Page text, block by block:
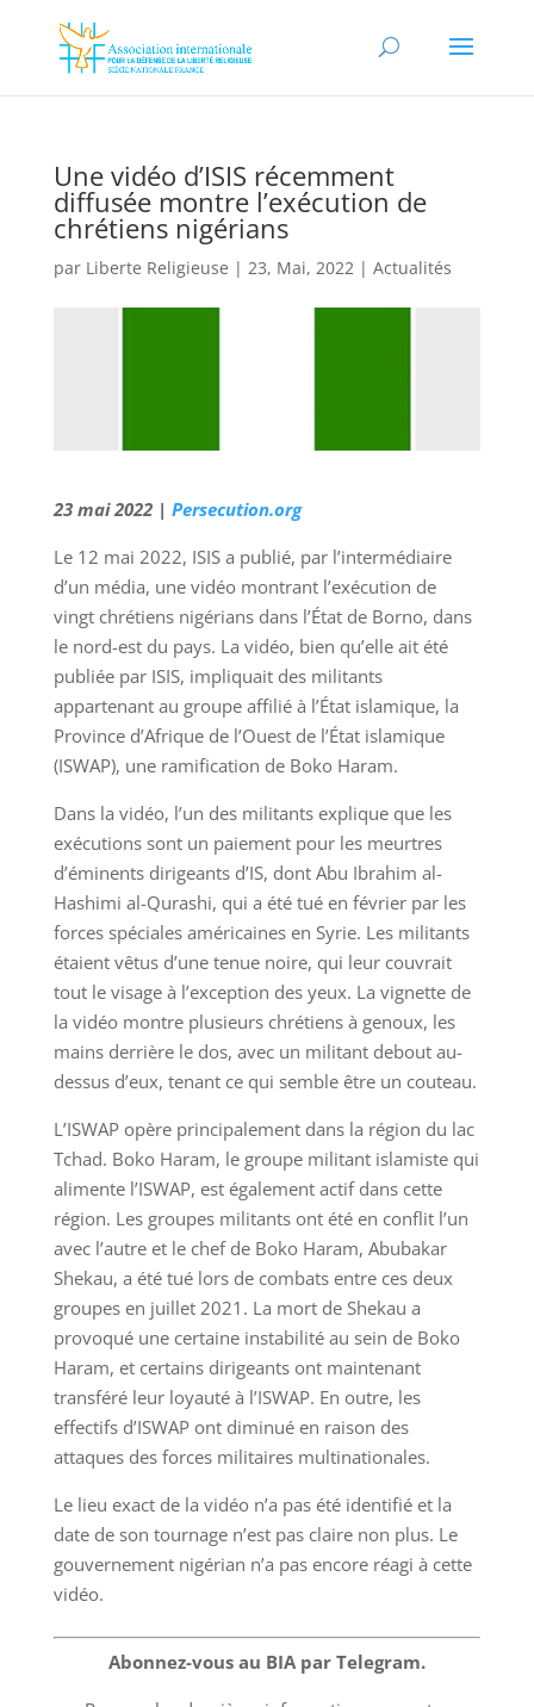
Une vidéo d’ISIS récemment
diffusée montre l’exécution de
chrétiens nigérians
par Liberte Religieuse | 23, Mai, 2022| Actualités
23 mai 2022 | Persecution.org
Le 12 mai 2022, ISIS a publié, par l’intermédiaire
d’un média, une vidéo montrant l’exécution de
vingt chrétiens nigérians dans l’État de Borno, dans
le nord-est du pays. La vidéo, bien qu’elle ait été
publiée par ISIS, impliquait des militants
appartenant au groupe affilié à l’État islamique, la
Province d’Afrique de l’Ouest de l’État islamique
(ISWAP), une ramification de Boko Haram.
Dans la vidéo, l’un des militants explique que les
exécutions sont un paiement pour les meurtres
d’éminents dirigeants d’IS, dont Abu Ibrahim al-
Hashimi al-Qurashi, qui a été tué en février par les
forces spéciales américaines en Syrie. Les militants
étaient vêtus d’une tenue noire, qui leur couvrait
tout le visage à l’exception des yeux. La vignette de
la vidéo montre plusieurs chrétiens à genoux, les
mains derrière le dos, avec un militant debout au-
dessus d’eux, tenant ce qui semble être un couteau.
L’ISWAP opère principalement dans la région du lac
Tchad. Boko Haram, le groupe militant islamiste qui
alimente l’ISWAP, est également actif dans cette
région. Les groupes militants ont été en conflit l’un
avec l’autre et le chef de Boko Haram, Abubakar
Shekau, a été tué lors de combats entre ces deux
groupes en juillet 2021. La mort de Shekau a
provoqué une certaine instabilité au sein de Boko
Haram, et certains dirigeants ont maintenant
transféré leur loyauté à l’ISWAP. En outre, les
effectifs d’ISWAP ont diminué en raison des
attaques des forces militaires multinationales.
Le lieu exact de la vidéo n’a pas été identifié et la
date de son tournage n’est pas claire non plus. Le
gouvernement nigérian n’a pas encore réagi à cette
vidéo.
Abonnez-vous au BIA par Telegram.